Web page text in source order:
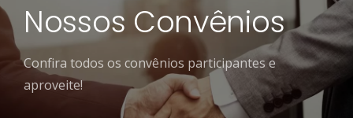
Nossos Convênios
Confira todos os convênios participantes e
aproveite!